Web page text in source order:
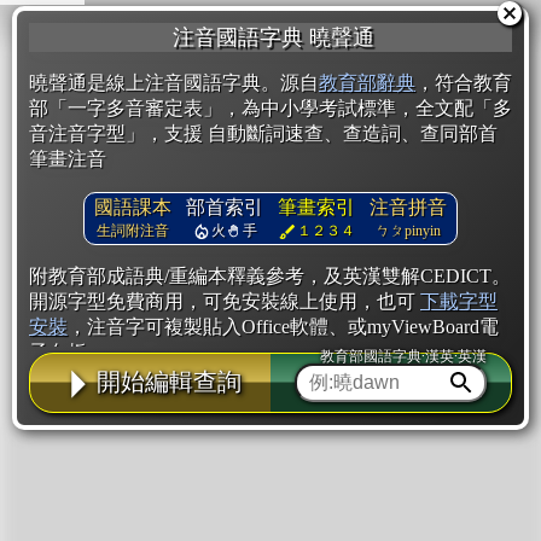
注音國語字典 曉聲通
曉聲通是線上注音國語字典。源自教育部辭典 ，符合教育
部「一字多音審定表」，為中小學考試標準，全文配「多
音注音字型」，支援 自動斷詞速查、查造詞、查同部首
筆畫注音
國語課本
生詞附注音
部首索引
火 手
筆畫索引
１２３４
注音拼音
ㄅㄆpinyin
附教育部成語典/重編本釋義參考，及英漢雙解CEDICT。
開源字型免費商用，可免安裝線上使用，也可 下載字型
安裝 ，注音字可複製貼入Office軟體、或myViewBoard電
子白板。
辭典使用方法 注音IVS字型編輯器
開始編輯查詢
教育部國語字典·漢英·英漢